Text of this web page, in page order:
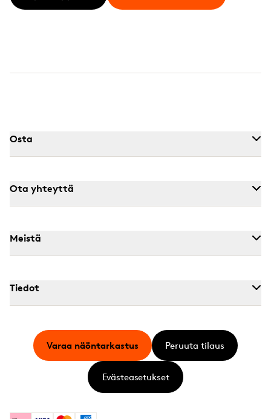
Osta
Ota yhteyttä
Meistä
Tiedot
Varaa näöntarkastus Peruuta tilaus
Evästeasetukset